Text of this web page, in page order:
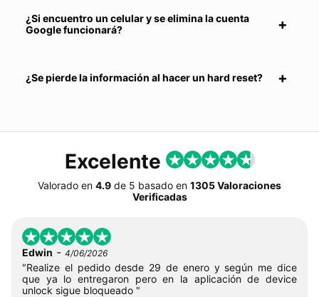
¿Si encuentro un celular y se elimina la cuenta
Google funcionará?
¿Se pierde la información al hacer un hard reset?
Excelente
Valorado en 4.9 de 5 basado en 1305 Valoraciones
Verificadas
Edwin - 4/06/2026
"Realize el pedido desde 29 de enero y según me dice
que ya lo entregaron pero en la aplicación de device
unlock sigue bloqueado "